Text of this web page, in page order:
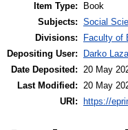
Item Type:
Book
Subjects: Social
Divisions:
Faculty of
Depositing User:
Darko
Date Deposited: 20 May
Last Modified: 20 May
URI:
https://